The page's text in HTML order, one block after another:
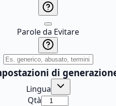
Parole da Evitare
di
Lingua
Qtà